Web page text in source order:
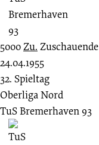
5000Zu. Zuschauende
24.04.1955
32. Spieltag
Oberliga Nord
TuS Bremerhaven 93